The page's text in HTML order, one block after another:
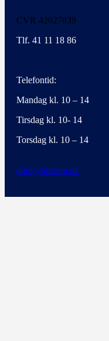
CVR 42027839
Tlf. 41 11 18 86
Telefontid:
Mandag kl. 10 – 14
Tirsdag kl. 10- 14
Torsdag kl. 10 – 14
adm@bkfrem.dk